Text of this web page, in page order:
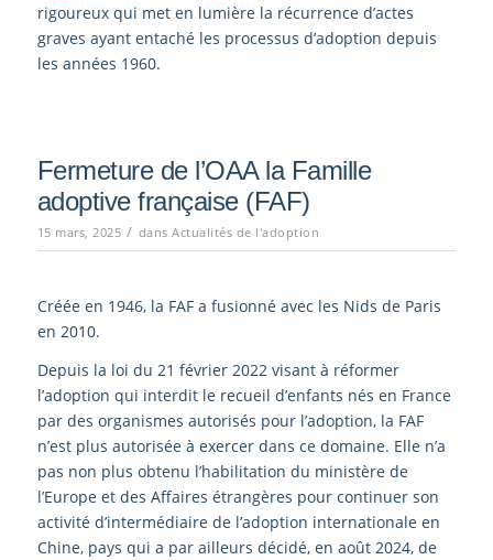
rigoureux qui met en lumière la récurrence d’actes
graves ayant entaché les processus d’adoption depuis
les années 1960.
Fermeture de l’OAA la Famille
adoptive française (FAF)
15 mars, 2025 / dansActualités de l'adoption
Créée en 1946, la FAF a fusionné avec les Nids de Paris
en 2010.
Depuis la loi du 21 février 2022 visant à réformer
l’adoption qui interdit le recueil d’enfants nés en France
par des organismes autorisés pour l’adoption, la FAF
n’est plus autorisée à exercer dans ce domaine. Elle n’a
pas non plus obtenu l’habilitation du ministère de
l’Europe et des Affaires étrangères pour continuer son
activité d’intermédiaire de l’adoption internationale en
Chine, pays qui a par ailleurs décidé, en août 2024, de